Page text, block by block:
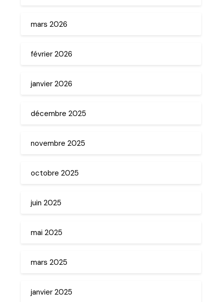
mars 2026
février 2026
janvier 2026
décembre 2025
novembre 2025
octobre 2025
juin 2025
mai 2025
mars 2025
janvier 2025